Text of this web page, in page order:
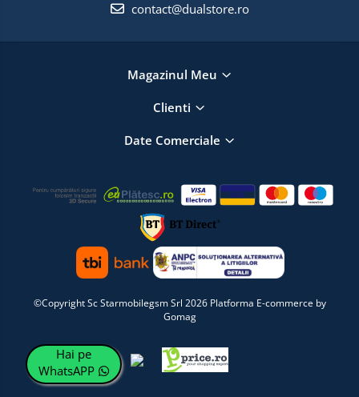
contact@dualstore.ro
Magazinul Meu
Clienti
Date Comerciale
©Copyright Sc Starmobilegsm Srl 2026 Platforma E-commerce by
Gomag
Hai pe
WhatsAPP